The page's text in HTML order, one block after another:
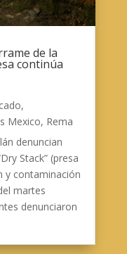
de la
continúa
,
Mexico, Rema
denuncian
Stack” (presa
y contaminación
martes
denunciaron